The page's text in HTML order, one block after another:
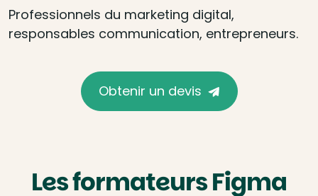
Professionnels du marketing digital,
responsables communication, entrepreneurs.
Obtenir un devis
Les formateurs Figma